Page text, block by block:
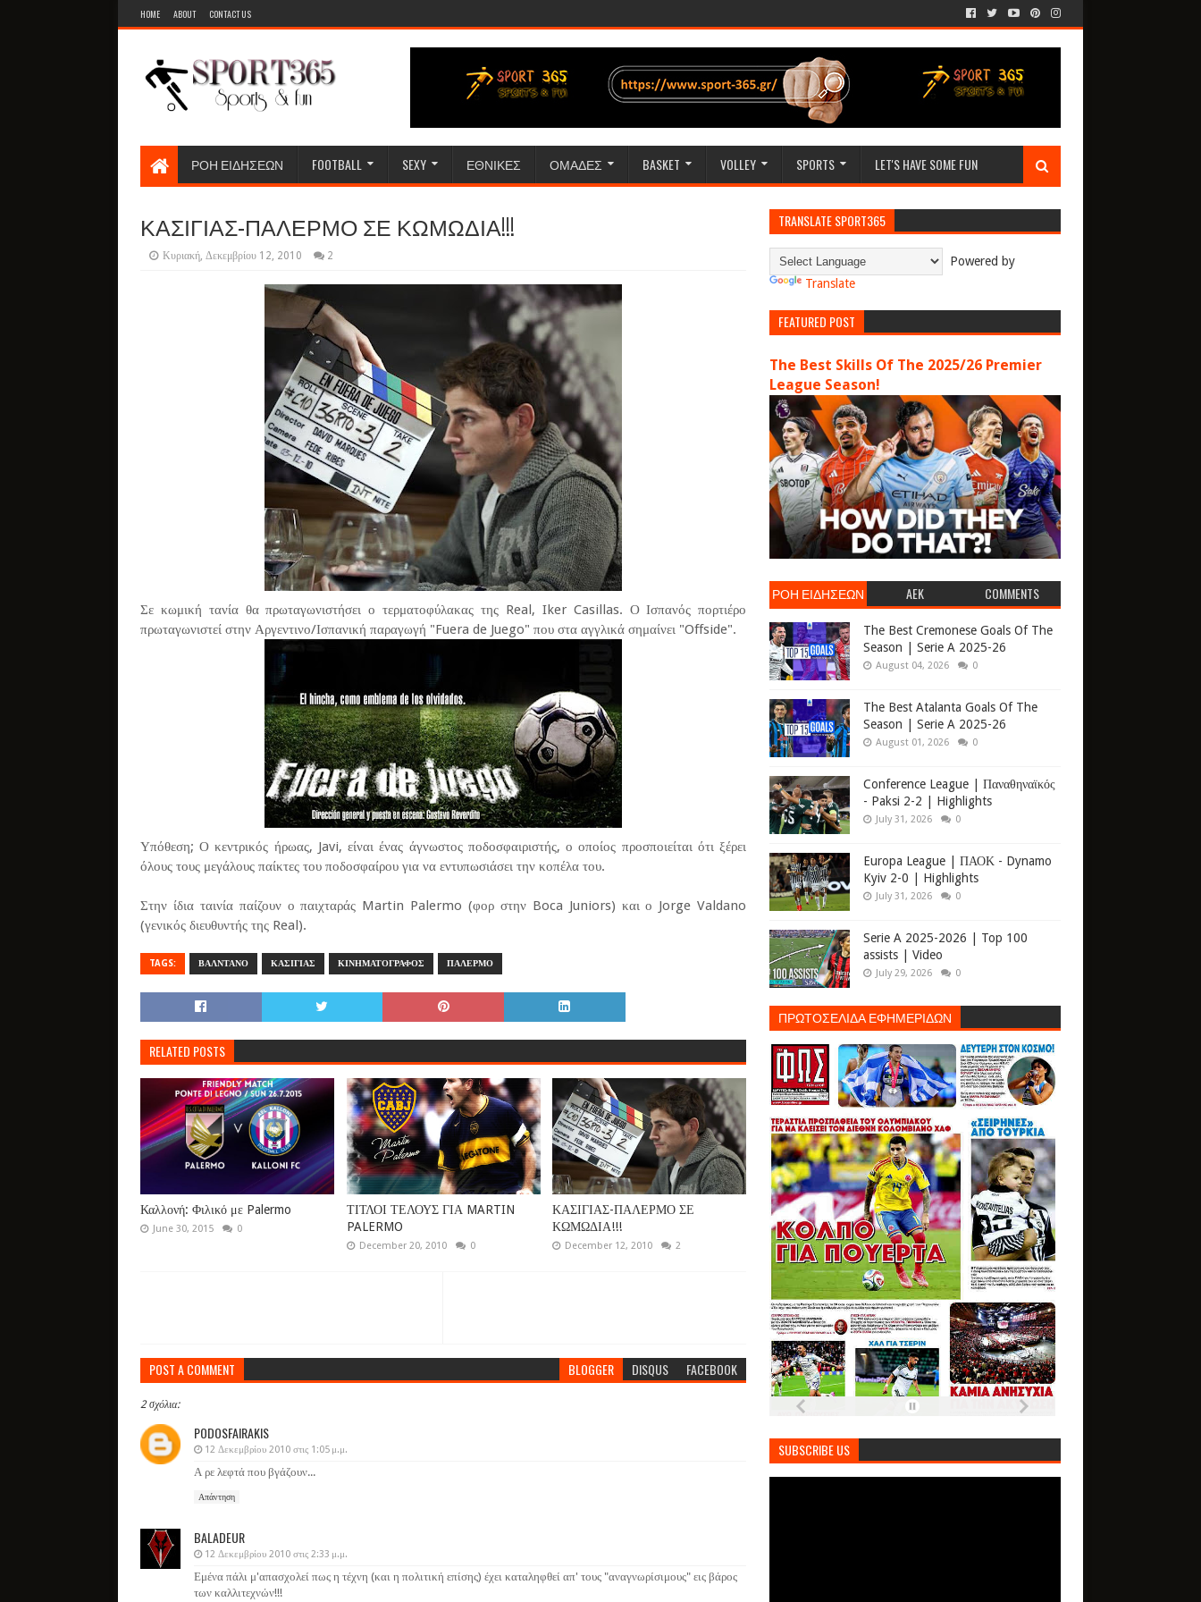
HOME ABOUT CONTACT US
ΡΟΗ ΕΙΔΗΣΕΩΝ FOOTBALL SEXY ΕΘΝΙΚΕΣ ΟΜΑΔΕΣ BASKET VOLLEY SPORTS LET'S HAVE SOME FUN
ΚΑΣΙΓΙΑΣ-ΠΑΛΕΡΜΟ ΣΕ ΚΩΜΩΔΙΑ!!!
Κυριακή, Δεκεμβρίου 12, 2010 2
Σε κωμική τανία θα πρωταγωνιστήσει ο τερματοφύλακας της Real, Iker Casillas. Ο Ισπανός πορτιέρο
πρωταγωνιστεί στην Αργεντινο/Ισπανική παραγωγή "Fuera de Juego" που στα αγγλικά σημαίνει "Offside".
Υπόθεση; Ο κεντρικός ήρωας, Javi, είναι ένας άγνωστος ποδοσφαιριστής, ο οποίος προσποιείται ότι ξέρει
όλους τους μεγάλους παίκτες του ποδοσφαίρου για να εντυπωσιάσει την κοπέλα του.
Στην ίδια ταινία παίζουν ο παιχταράς Martin Palermo (φορ στην Boca Juniors) και ο Jorge Valdano
(γενικός διευθυντής της Real).
TAGS: ΒΑΛΝΤΑΝΟ ΚΑΣΙΓΙΑΣ ΚΙΝΗΜΑΤΟΓΡΑΦΟΣ ΠΑΛΕΡΜΟ
RELATED POSTS
Καλλονή: Φιλικό με Palermo
June 30, 2015 0
ΤΙΤΛΟΙ ΤΕΛΟΥΣ ΓΙΑ MARTIN
PALERMO
December 20, 2010 0
ΚΑΣΙΓΙΑΣ-ΠΑΛΕΡΜΟ ΣΕ
ΚΩΜΩΔΙΑ!!!
December 12, 2010 2
POST A COMMENT BLOGGER DISQUS FACEBOOK
2 σχόλια:
PODOSFAIRAKIS
12 Δεκεμβρίου 2010 στις 1:05 μ.μ.
Α ρε λεφτά που βγάζουν...
Απάντηση
BALADEUR
12 Δεκεμβρίου 2010 στις 2:33 μ.μ.
Εμένα πάλι μ'απασχολεί πως η τέχνη (και η πολιτική επίσης) έχει καταληφθεί απ' τους "αναγνωρίσιμους" εις βάρος
των καλλιτεχνών!!!
TRANSLATE SPORT365
Powered by
Translate
FEATURED POST
The Best Skills Of The 2025/26 Premier
League Season!
ΡΟΗ ΕΙΔΗΣΕΩΝ AEK COMMENTS
The Best Cremonese Goals Of The
Season | Serie A 2025-26
August 04, 2026 0
The Best Atalanta Goals Of The
Season | Serie A 2025-26
August 01, 2026 0
Conference League | Παναθηναϊκός
- Paksi 2-2 | Highlights
July 31, 2026 0
Europa League | ΠΑΟΚ - Dynamo
Kyiv 2-0 | Highlights
July 31, 2026 0
Serie A 2025-2026 | Top 100
assists | Video
July 29, 2026 0
ΠΡΩΤΟΣΕΛΙΔΑ ΕΦΗΜΕΡΙΔΩΝ
SUBSCRIBE US